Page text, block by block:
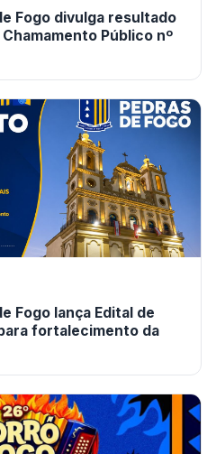
Fogo divulga resultado
Público nº
Fogo lança Edital de
fortalecimento da